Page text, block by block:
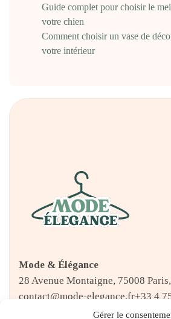
Gérer le
Guide complet pour choisir le
votre chien
Comment choisir un vase de
votre intérieur
Mode & Élégance
28 Avenue Montaigne, 75008
contact@mode-elegance.fr+33 4